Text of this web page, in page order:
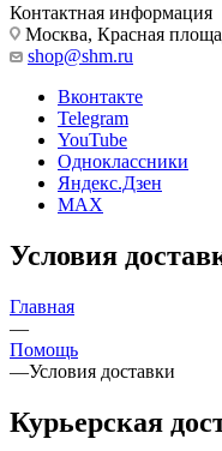
Контактная информация
Москва, Красная
shop@shm.ru
Вконтакте
Telegram
YouTube
Одноклассники
Яндекс.Дзен
MAX
Условия
Главная
—
Помощь
—Условия доставки
Курьерская